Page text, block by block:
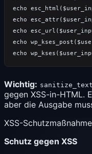
Wichtig:
gegen XSS-in-HTML.
aber die Ausgabe
XSS-
Schutz gegen XSS